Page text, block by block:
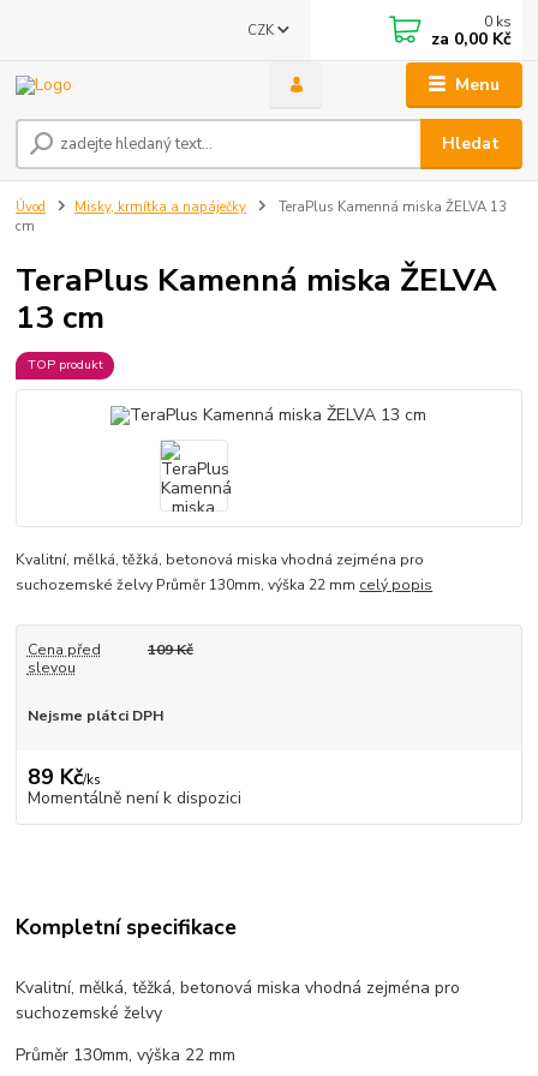
Menu
CZK
Hledat
0 ks
za 0,00 Kč
Úvod Misky, krmítka a napáječky
TeraPlus Kamenná miska ŽELVA 13
cm
TeraPlus Kamenná miska ŽELVA
13 cm
TOP produkt
Kvalitní, mělká, těžká, betonová miska vhodná zejména pro
suchozemské želvy Průměr 130mm, výška 22 mm celý popis
Cena před
slevou
109 Kč
Nejsme plátci DPH
89 Kč/ks
Momentálně není k dispozici
Kompletní specifikace
Kvalitní, mělká, těžká, betonová miska vhodná zejména pro
suchozemské želvy
Průměr 130mm, výška 22 mm